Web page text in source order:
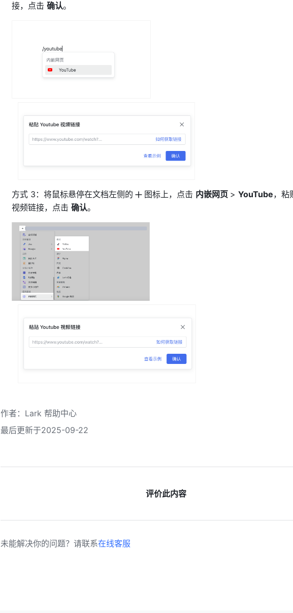
接，点击 确认。
方式 3：将鼠标悬停在文档左侧的 图标上，点击 内嵌网页 > YouTube，粘
视频链接，点击 确认。
作者 ： Lark 帮助中心
最后更新于2025-09-22
评价此内容
未能解决你的问题？请联系在线客服